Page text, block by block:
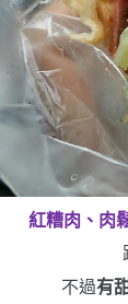
紅糟肉、肉
不過有